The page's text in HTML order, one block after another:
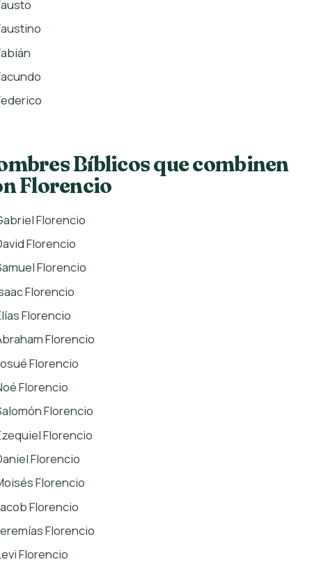
Bíblicos que combinen
Florencio
Florencio
Florencio
Florencio
Florencio
Florencio
Florencio
Florencio
Florencio
Florencio
Florencio
Florencio
Florencio
Florencio
Florencio
Florencio